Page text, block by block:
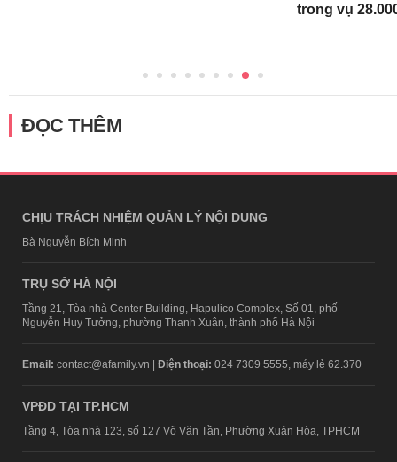
trong vụ
ĐỌC THÊM
CHỊU TRÁCH NHIỆM QUẢN LÝ NỘI DUNG
Bà Nguyễn Bích Minh
TRỤ SỞ HÀ NỘI
Tầng 21, Tòa nhà Center Building, Hapulico Complex, Số 01, phố
Nguyễn Huy Tưởng, phường Thanh Xuân, thành phố Hà Nội
Email: contact@afamily.vn | Điện thoại: 024 7309 5555, máy lẻ 62.370
VPĐD TẠI TP.HCM
Tầng 4, Tòa nhà 123, số 127 Võ Văn Tần, Phường Xuân Hòa, TPHCM